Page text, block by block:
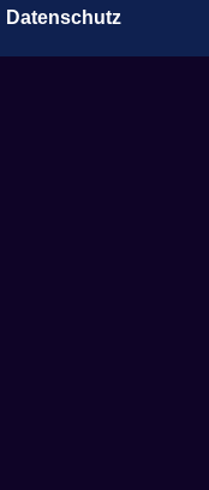
Datenschutz